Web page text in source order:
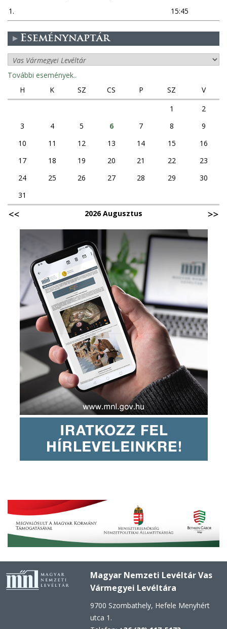
1.
15:45
Eseménynaptár
További események..
H
K SZ CS P SZ
V
1
2
3
4 5 6 7 8
9
10
11 12 13 14 15
16
17
18 19 20 21 22
23
24
25 26 27 28 29
30
31
2026 Augusztus
Magyar Nemzeti Levéltár Vas
Vármegyei Levéltára
9700 Szombathely, Hefele Menyhért
utca 1.